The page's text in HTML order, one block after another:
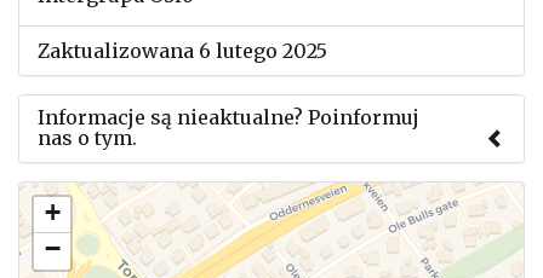
Zaktualizowana 6 lutego 2025
Informacje są nieaktualne? Poinformuj
nas o tym.
Użyj tego formularza aby przesłać informację o
zmianach w powyższym mityngu.
+
−